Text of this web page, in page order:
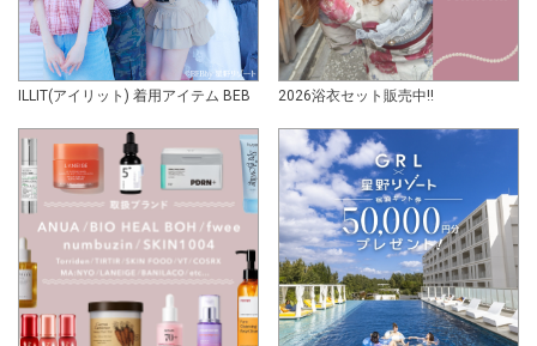
ILLIT(アイリット) 着用アイテム BEB 2026浴衣セット販売中!!